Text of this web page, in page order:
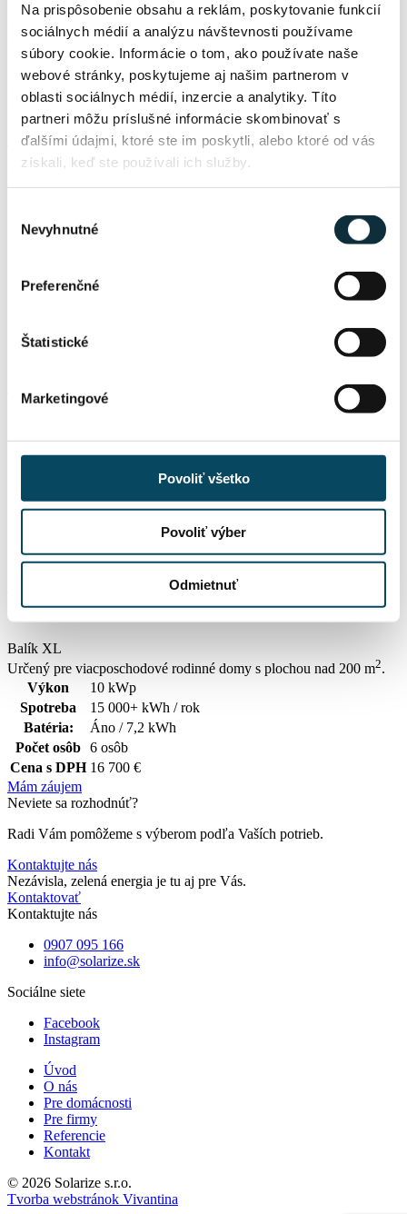
Na prispôsobenie obsahu a reklám, poskytovanie funkcií
sociálnych médií a analýzu návštevnosti používame
súbory cookie. Informácie o tom, ako používate naše
webové stránky, poskytujeme aj našim partnerom v
oblasti sociálnych médií, inzercie a analytiky. Títo
partneri môžu príslušné informácie skombinovať s
ďalšími údajmi, ktoré ste im poskytli, alebo ktoré od vás
získali, keď ste používali ich služby.
súhlasu
Nevyhnutné
Preferenčné
Štatistické
Marketingové
Povoliť všetko
Povoliť výber
Odmietnuť
S rastúcimi nákladmi na tradičné zdroje energie, sa fotovoltaika
stáva konkurencieschopnejšou a jej cena sa stále znižuje. Okrem
toho, fotovoltaické systémy sú udržateľné a čisté, čo znamená, že
môžu pomôcť znížiť zaťaženie na životné prostredie a zlepšiť
kvalitu ovzdušia. Vzhľadom na tieto faktory a na rastúci dopyt po
solárnej energii, návratnosť investície do fotovoltaiky môže byť
Naceniť fotovoltaiku
Výkon
4,6 kWp
Počet osôb
Spotreba
8 000+ kWh / rok
Áno / 7,2 kWh
Cena s DPH 14 700 €
Balík XL
Určený pre viacposchodové rodinné domy s plochou nad 200 m2.
Výkon
10 kWp
Spotreba
15 000+ kWh / rok
Batéria:
Áno / 7,2 kWh
Počet osôb 6 osôb
Cena s DPH 16 700 €
Mám záujem
Neviete sa rozhodnúť?
Radi Vám pomôžeme s výberom podľa Vaších potrieb.
Kontaktujte nás
Nezávisla, zelená energia je tu aj pre Vás.
Kontaktovať
Kontaktujte nás
0907 095 166
info@solarize.sk
Sociálne siete
Facebook
Instagram
Úvod
O nás
Pre domácnosti
Pre firmy
Referencie
Kontakt
© 2026 Solarize s.r.o.
Tvorba webstránok Vivantina